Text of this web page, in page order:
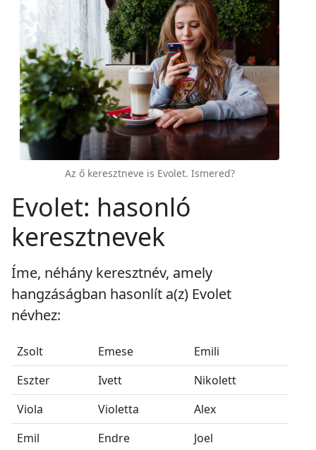
Az ő keresztneve is Evolet. Ismered?
Evolet: hasonló
keresztnevek
Íme, néhány keresztnév, amely
hangzáságban hasonlít a(z) Evolet
névhez:
Zsolt Emese
Emili
Eszter
Ivett
Nikolett
Viola
Violetta
Alex
Emil
Endre Joel